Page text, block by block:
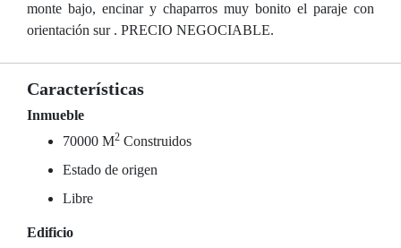
monte bajo, encinar y chaparros muy bonito el paraje con
orientación sur . PRECIO NEGOCIABLE.
Características
Inmueble
70000 M2 Construidos
Estado de origen
Libre
Edificio